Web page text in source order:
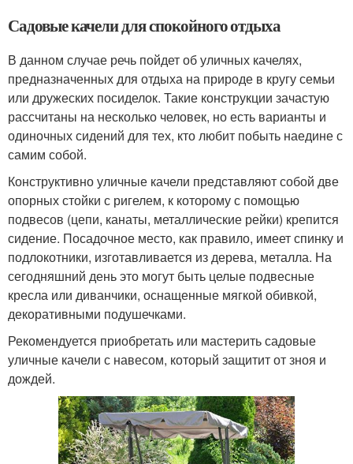
Садовые качели для спокойного отдыха
В данном случае речь пойдет об уличных качелях,
предназначенных для отдыха на природе в кругу семьи
или дружеских посиделок. Такие конструкции зачастую
рассчитаны на несколько человек, но есть варианты и
одиночных сидений для тех, кто любит побыть наедине с
самим собой.
Конструктивно уличные качели представляют собой две
опорных стойки с ригелем, к которому с помощью
подвесов (цепи, канаты, металлические рейки) крепится
сидение. Посадочное место, как правило, имеет спинку и
подлокотники, изготавливается из дерева, металла. На
сегодняшний день это могут быть целые подвесные
кресла или диванчики, оснащенные мягкой обивкой,
декоративными подушечками.
Рекомендуется приобретать или мастерить садовые
уличные качели с навесом, который защитит от зноя и
дождей.